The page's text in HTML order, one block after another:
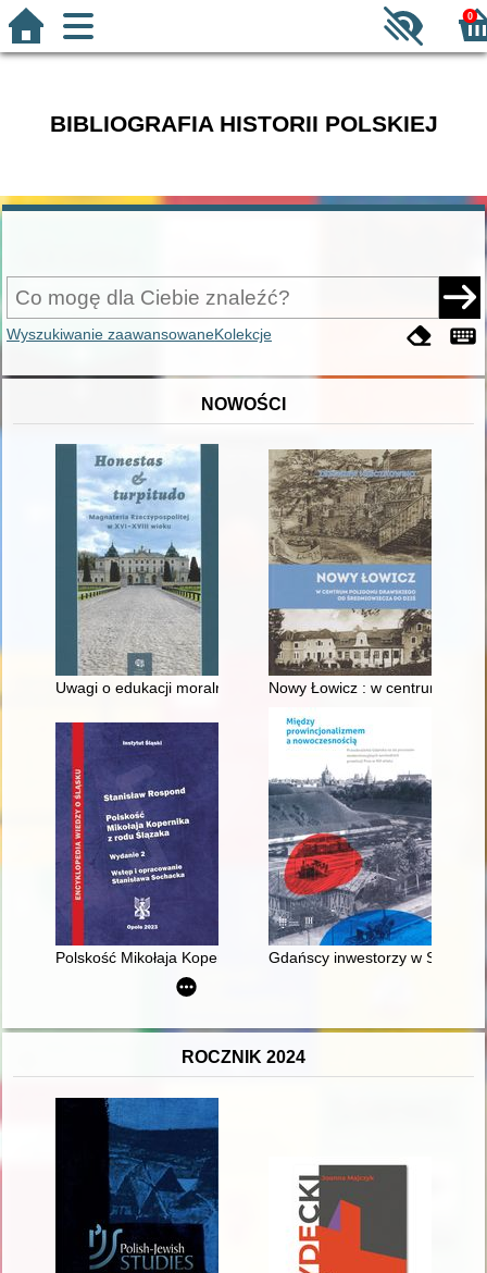
0
BIBLIOGRAFIA HISTORII POLSKIEJ
Wyszukiwanie zaawansowaneKolekcje
NOWOŚCI
Uwagi o edukacji moralnej synów szlacheckich w XVI-
Nowy Łowicz : w centrum
Polskość Mikołaja Kopernika z rodu Ślązaka
Gdańscy inwestorzy w
ROCZNIK 2024